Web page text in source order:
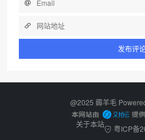
@2025 薅羊毛
关于本站 粤ICP备